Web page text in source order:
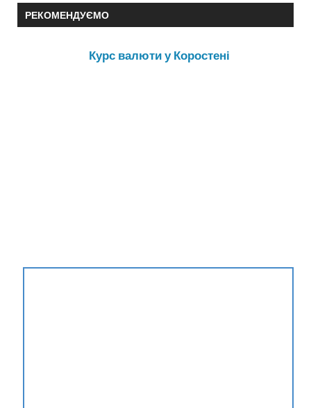
РЕКОМЕНДУЄМО
Курс валюти у Коростені